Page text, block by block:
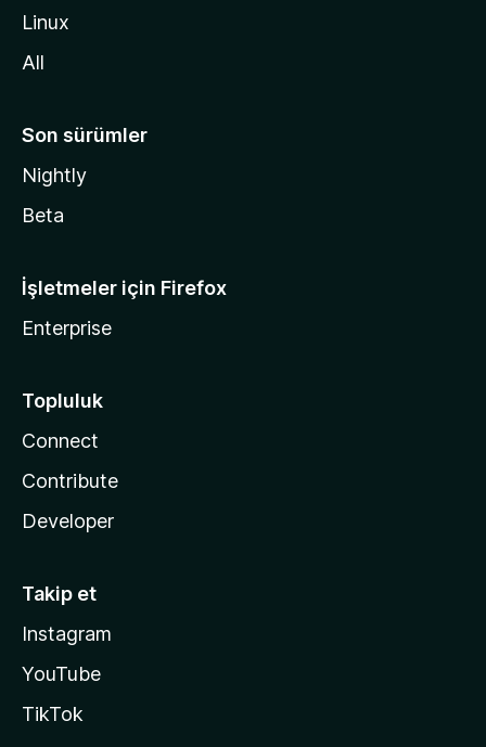
Linux
All
Son sürümler
Nightly
Beta
İşletmeler için Firefox
Enterprise
Topluluk
Connect
Contribute
Developer
Takip et
Instagram
YouTube
TikTok